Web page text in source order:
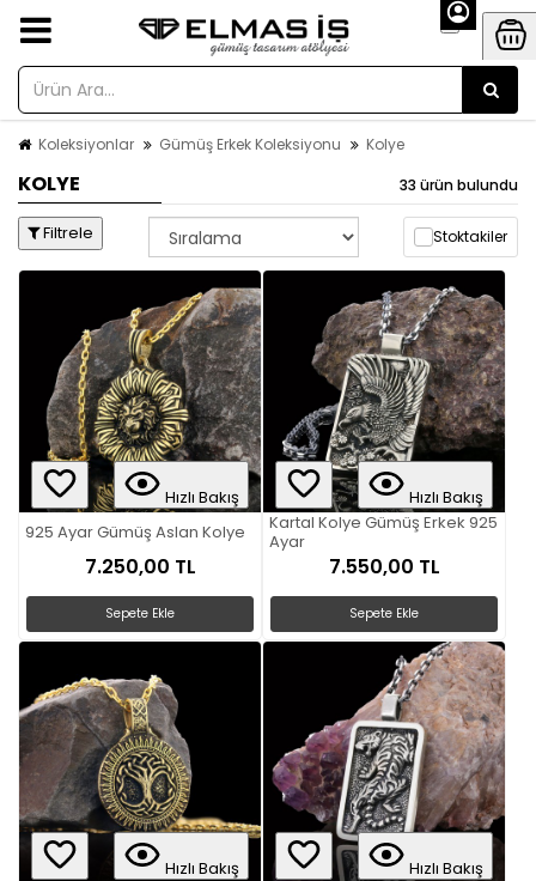
Koleksiyonlar Gümüş Erkek Koleksiyonu Kolye
KOLYE 33 ürün bulundu
Filtrele Stoktakiler
Hızlı Bakış
925 Ayar Gümüş Aslan Kolye
7.250,00 TL
Sepete Ekle
Hızlı Bakış
Kartal Kolye Gümüş Erkek 925
Ayar
7.550,00 TL
Sepete Ekle
Hızlı Bakış
Hızlı Bakış